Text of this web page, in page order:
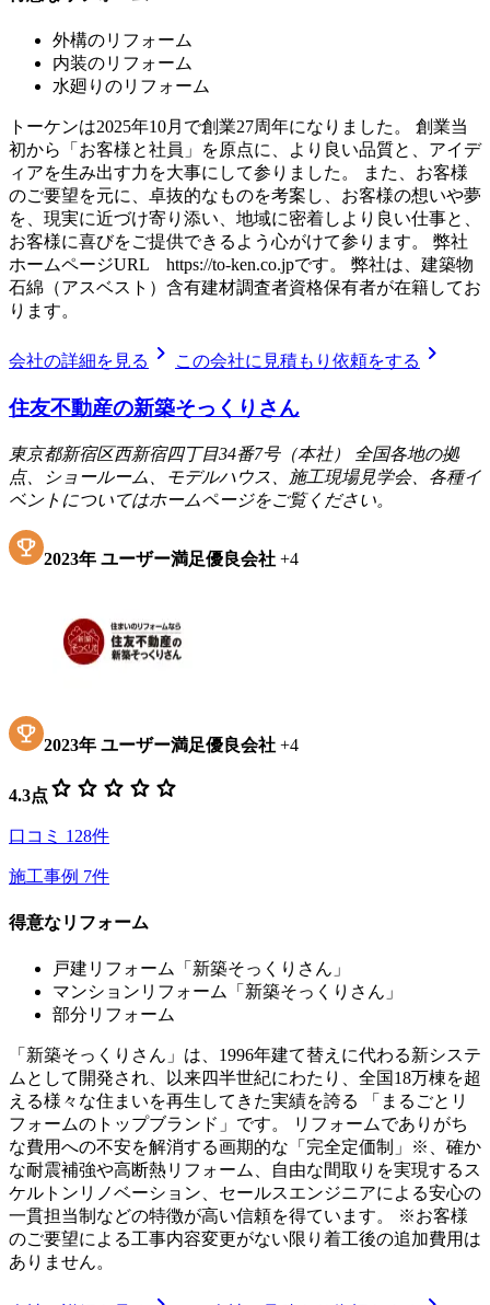
外構のリフォーム
内装のリフォーム
水廻りのリフォーム
トーケンは2025年10月で創業27周年になりました。 創業当
初から「お客様と社員」を原点に、より良い品質と、アイデ
ィアを生み出す力を大事にして参りました。 また、お客様
のご要望を元に、卓抜的なものを考案し、お客様の想いや夢
を、現実に近づけ寄り添い、地域に密着しより良い仕事と、
お客様に喜びをご提供できるよう心がけて参ります。 弊社
ホームページURL https://to-ken.co.jpです。 弊社は、建築物
石綿（アスベスト）含有建材調査者資格保有者が在籍してお
ります。
会社の詳細を見る chevron_right この会社に見積もり依頼をする chevron_right
住友不動産の新築そっくりさん
東京都新宿区西新宿四丁目34番7号（本社） 全国各地の拠
点、ショールーム、モデルハウス、施工現場見学会、各種イ
ベントについてはホームページをご覧ください。
2023年 ユーザー満足優良会社 +4
2023年 ユーザー満足優良会社 +4
4.3点 star star star star star
口コミ 128件
施工事例 7件
得意なリフォーム
戸建リフォーム「新築そっくりさん」
マンションリフォーム「新築そっくりさん」
部分リフォーム
「新築そっくりさん」は、1996年建て替えに代わる新システ
ムとして開発され、以来四半世紀にわたり、全国18万棟を超
える様々な住まいを再生してきた実績を誇る 「まるごとリ
フォームのトップブランド」です。 リフォームでありがち
な費用への不安を解消する画期的な「完全定価制」※、確か
な耐震補強や高断熱リフォーム、自由な間取りを実現するス
ケルトンリノベーション、セールスエンジニアによる安心の
一貫担当制などの特徴が高い信頼を得ています。 ※お客様
のご要望による工事内容変更がない限り着工後の追加費用は
ありません。